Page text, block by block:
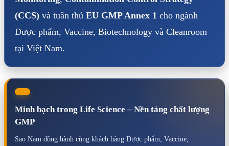
(CCS) và tuân thủ EU GMP Annex 1 cho ngành
Dược phẩm, Vaccine, Biotechnology và Cleanroom
tại Việt Nam.
Minh bạch trong Life Science – Nền tảng chất lượng
GMP
Sao Nam đồng hành cùng khách hàng Dược phẩm, Vaccine,